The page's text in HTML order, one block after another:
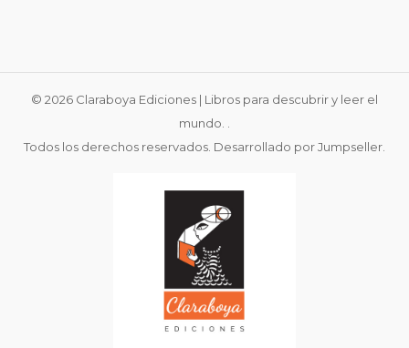
© 2026 Claraboya Ediciones | Libros para descubrir y leer el
mundo. .
Todos los derechos reservados. Desarrollado por Jumpseller